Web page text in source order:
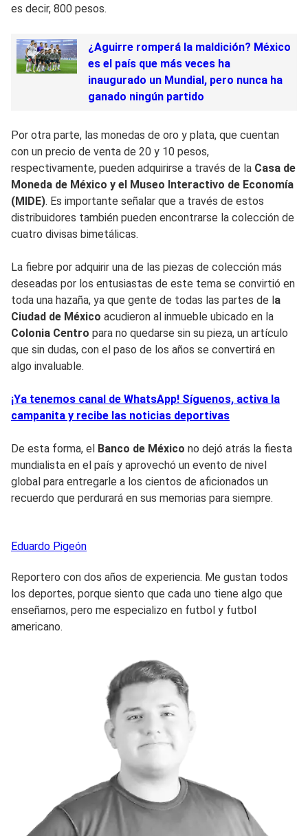
es decir, 800 pesos.
¿Aguirre romperá la maldición? México
es el país que más veces ha
inaugurado un Mundial, pero nunca ha
ganado ningún partido
Por otra parte, las monedas de oro y plata, que cuentan
con un precio de venta de 20 y 10 pesos,
respectivamente, pueden adquirirse a través de la Casa de
Moneda de México y el Museo Interactivo de Economía
(MIDE). Es importante señalar que a través de estos
distribuidores también pueden encontrarse la colección de
cuatro divisas bimetálicas.
La fiebre por adquirir una de las piezas de colección más
deseadas por los entusiastas de este tema se convirtió en
toda una hazaña, ya que gente de todas las partes de la
Ciudad de México acudieron al inmueble ubicado en la
Colonia Centro para no quedarse sin su pieza, un artículo
que sin dudas, con el paso de los años se convertirá en
algo invaluable.
¡Ya tenemos canal de WhatsApp! Síguenos, activa la
campanita y recibe las noticias deportivas
De esta forma, el Banco de México no dejó atrás la fiesta
mundialista en el país y aprovechó un evento de nivel
global para entregarle a los cientos de aficionados un
recuerdo que perdurará en sus memorias para siempre.
Eduardo Pigeón
Reportero con dos años de experiencia. Me gustan todos
los deportes, porque siento que cada uno tiene algo que
enseñarnos, pero me especializo en futbol y futbol
americano.